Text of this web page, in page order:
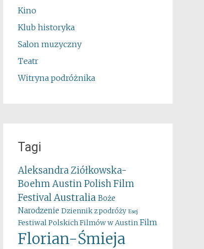
Kino
Klub historyka
Salon muzyczny
Teatr
Witryna podróżnika
Tagi
Aleksandra Ziółkowska-
Boehm Austin Polish Film
FestivalAustralia Boże
Narodzenie Dziennik z podróży Esej
Festiwal Polskich Filmów w Austin Film
Florian-Śmieja